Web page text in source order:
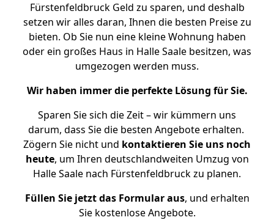
Fürstenfeldbruck Geld zu sparen, und deshalb
setzen wir alles daran, Ihnen die besten Preise zu
bieten. Ob Sie nun eine kleine Wohnung haben
oder ein großes Haus in Halle Saale besitzen, was
umgezogen werden muss.
Wir haben immer die perfekte Lösung für Sie.
Sparen Sie sich die Zeit – wir kümmern uns
darum, dass Sie die besten Angebote erhalten.
Zögern Sie nicht und kontaktieren Sie uns noch
heute, um Ihren deutschlandweiten Umzug von
Halle Saale nach Fürstenfeldbruck zu planen.
Füllen Sie jetzt das Formular aus, und erhalten
Sie kostenlose Angebote.